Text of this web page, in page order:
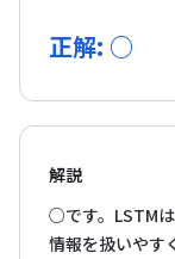
正解: ○
解説
○です。LSTM
情報を扱いやす